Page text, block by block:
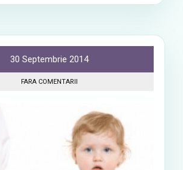
30 Septembrie 2014
FARA COMENTARII